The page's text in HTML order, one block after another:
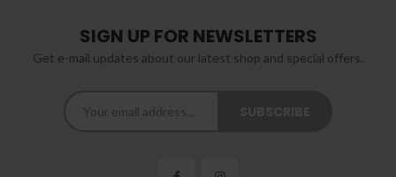
SIGN UP FOR NEWSLETTERS
Get e-mail updates about our latest shop and special offers.